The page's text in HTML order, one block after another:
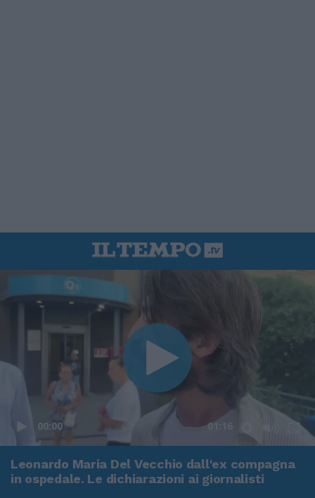
00:00 01:16
Leonardo Maria Del Vecchio dall'ex compagna
in ospedale. Le dichiarazioni ai giornalisti